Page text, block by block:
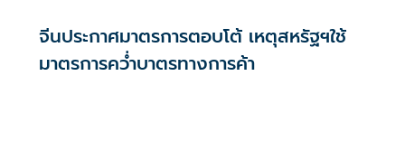
จีนประกาศมาตรการตอบโต้ เหตุสหรัฐฯใช้
มาตรการคว่ำบาตรทางการค้า